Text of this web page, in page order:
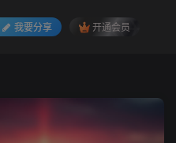
我要分享 开通会员